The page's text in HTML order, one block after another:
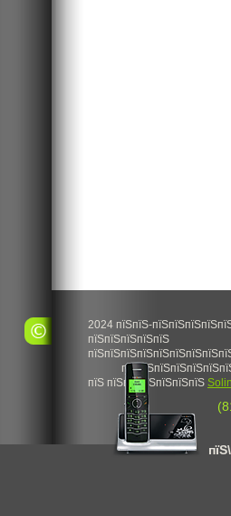
2024 пїЅпїЅ-
пїЅпїЅпїЅпїЅпїЅ
пїЅ пїЅпїЅпїЅпїЅпїЅпїЅ